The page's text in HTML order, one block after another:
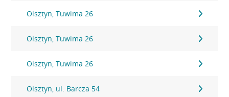
Olsztyn, Tuwima 26
Olsztyn, Tuwima 26
Olsztyn, Tuwima 26
Olsztyn, ul. Barcza 54